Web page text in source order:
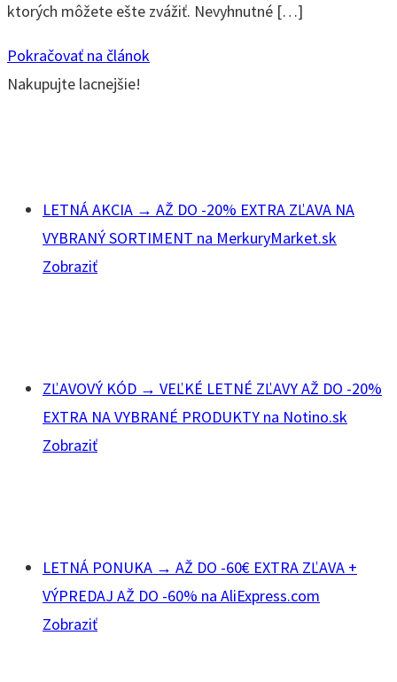
ktorých môžete ešte zvážiť. Nevyhnutné […]
Pokračovať na článok
Nakupujte lacnejšie!
LETNÁ AKCIA → AŽ DO -20% EXTRA ZĽAVA NA
VYBRANÝ SORTIMENT na MerkuryMarket.sk
Zobraziť
ZĽAVOVÝ KÓD → VEĽKÉ LETNÉ ZĽAVY AŽ DO -20%
EXTRA NA VYBRANÉ PRODUKTY na Notino.sk
Zobraziť
LETNÁ PONUKA → AŽ DO -60€ EXTRA ZĽAVA +
VÝPREDAJ AŽ DO -60% na AliExpress.com
Zobraziť